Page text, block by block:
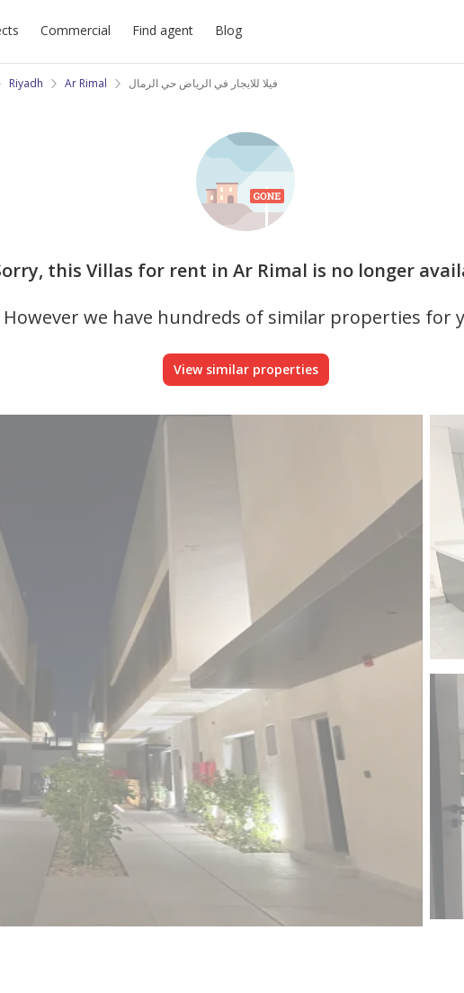
Commercial Find agent Blog
Riyadh Ar Rimal فيلا للايجار في الرياض حي الرمال
this Villas for rent in Ar Rimal is no longer
However we have hundreds of similar properties for
View similar properties